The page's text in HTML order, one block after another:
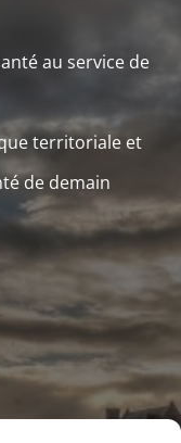
au service de
territoriale et
de demain